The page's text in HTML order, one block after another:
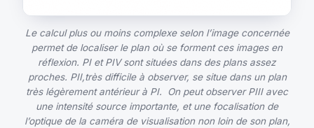
Le calcul plus ou moins complexe selon l’image concernée
permet de localiser le plan où se forment ces images en
réflexion. PI et PIV sont situées dans des plans assez
proches. PII,très difficile à observer, se situe dans un plan
très légèrement antérieur à PI. On peut observer PIII avec
une intensité source importante, et une focalisation de
l’optique de la caméra de visualisation non loin de son plan,